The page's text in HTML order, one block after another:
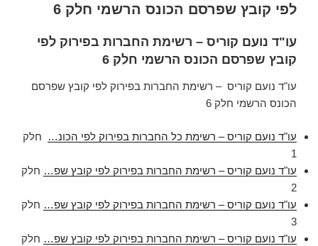
לפי קובץ שפרסם הכונס הרשמי חלק 6
עו"ד נועם קוריס – רשימת החברות בפירוק לפי
קובץ שפרסם הכונס הרשמי חלק 6
עו"ד נועם קוריס – רשימת החברות בפירוק לפי קובץ שפרסם
הכונס הרשמי חלק 6
עו"ד נועם קוריס – רשימת כל החברות בפירוק לפי הכונ…
חלק
1
עו"ד נועם קוריס – רשימת החברות בפירוק לפי קובץ שפ… חלק
2
עו"ד נועם קוריס – רשימת החברות בפירוק לפי קובץ שפ… חלק
3
עו"ד נועם קוריס – רשימת החברות בפירוק לפי קובץ שפ… חלק